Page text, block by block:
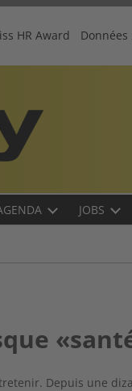
HR Award Données
JOBS
Depuis une